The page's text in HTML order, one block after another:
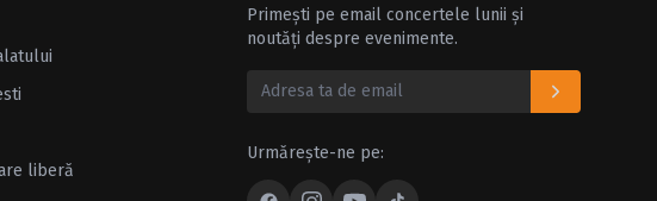
liberă
Primești pe email concertele lunii și
noutăți despre evenimente.
Urmărește-ne pe: